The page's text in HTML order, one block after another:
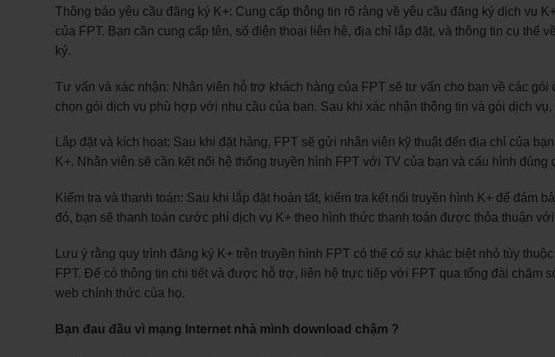
Thông báo yêu cầu đăng ký K+: Cung cấp thông tin rõ ràng về yêu cầu đăng ký dịch vụ
của FPT. Bạn cần cung cấp tên, số điện thoại liên hệ, địa chỉ lắp đặt, và thông tin cụ thể
ký.
Tư vấn và xác nhận: Nhân viên hỗ trợ khách hàng của FPT sẽ tư vấn cho bạn về các gói
chọn gói dịch vụ phù hợp với nhu cầu của bạn. Sau khi xác nhận thông tin và gói dịch
Lắp đặt và kích hoạt: Sau khi đặt hàng, FPT sẽ gửi nhân viên kỹ thuật đến địa chỉ của
K+. Nhân viên sẽ cần kết nối hệ thống truyền hình FPT với TV của bạn và cấu hình đúng
Kiểm tra và thanh toán: Sau khi lắp đặt hoàn tất, kiểm tra kết nối truyền hình K+ để đảm
đó, bạn sẽ thanh toán cước phí dịch vụ K+ theo hình thức thanh toán được thỏa thuận với
Lưu ý rằng quy trình đăng ký K+ trên truyền hình FPT có thể có sự khác biệt nhỏ tùy
FPT. Để có thông tin chi tiết và được hỗ trợ, liên hệ trực tiếp với FPT qua tổng đài chăm
web chính thức của họ.
Bạn đau đầu vì mạng Internet nhà mình download chậm ?